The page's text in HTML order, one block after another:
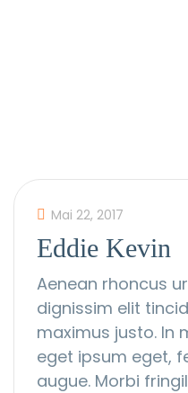
Mai 22, 2017
Eddie Kevin
Aenean rhoncus
dignissim elit
maximus justo. In
eget ipsum eget,
augue. Morbi